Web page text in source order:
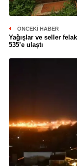
ÖNCEKI HABER
Yağışlar ve seller
535’e ulaştı